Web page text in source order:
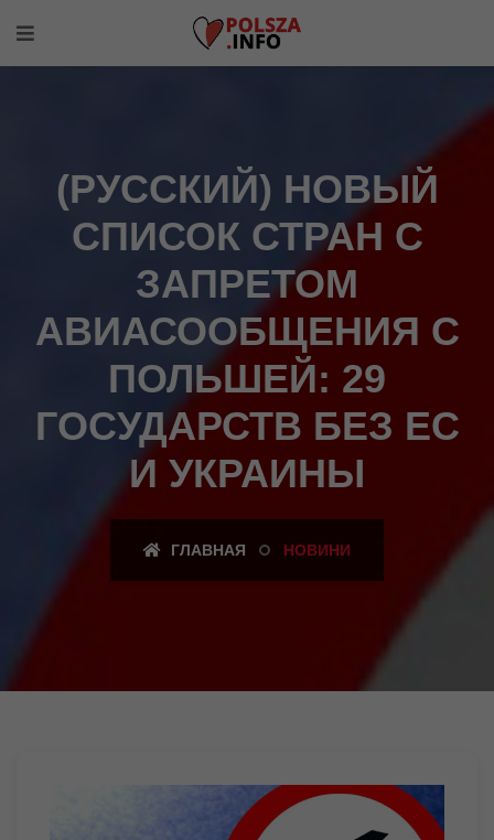
(РУССКИЙ) НОВЫЙ
СПИСОК СТРАН С
ЗАПРЕТОМ
АВИАСООБЩЕНИЯ С
ПОЛЬШЕЙ: 29
ГОСУДАРСТВ БЕЗ ЕС
И УКРАИНЫ
ГЛАВНАЯ НОВИНИ